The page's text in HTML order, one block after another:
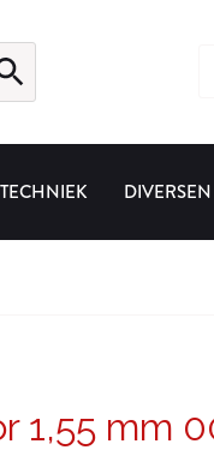
DIVERSEN
1,55 mm